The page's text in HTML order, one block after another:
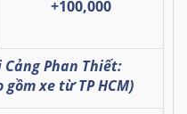
+100,000
Phan Thiết:
xe từ TP HCM)